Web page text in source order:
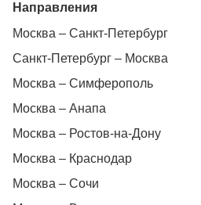
Направления
Москва – Санкт-Петербург
Санкт-Петербург – Москва
Москва – Симферополь
Москва – Анапа
Москва – Ростов-на-Дону
Москва – Краснодар
Москва – Сочи